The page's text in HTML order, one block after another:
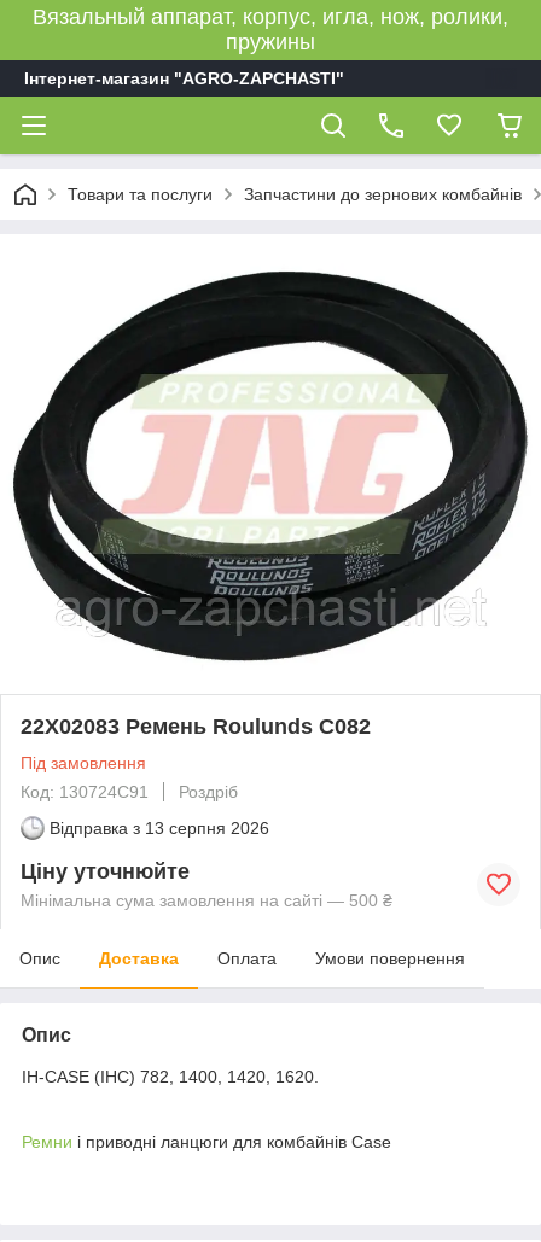
Вязальный аппарат, корпус, игла, нож, ролики,
пружины
Інтернет-магазин "AGRO-ZAPCHASTI"
Товари та послуги Запчастини до зернових комбайнів
22X02083 Ремень Roulunds C082
Під замовлення
Код: 130724C91
Роздріб
Відправка з 13 серпня 2026
Ціну уточнюйте
Мінімальна сума замовлення на сайті — 500 ₴
Опис Доставка Оплата Умови повернення
Опис
IH-CASE (IHC) 782, 1400, 1420, 1620.
Ремни і приводні ланцюги для комбайнів Case